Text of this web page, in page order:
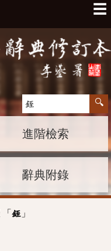
☰
進階檢索
辭典附錄
「 銍 」